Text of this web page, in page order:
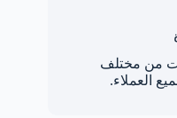
من مختلف
العملاء.